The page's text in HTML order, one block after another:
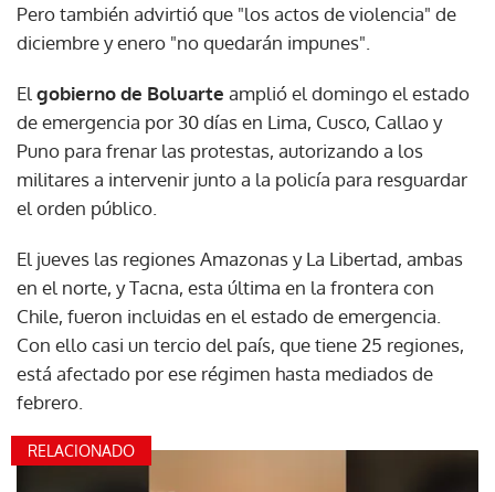
Pero también advirtió que "los actos de violencia" de
diciembre y enero "no quedarán impunes".
El gobierno de Boluarte amplió el domingo el estado
de emergencia por 30 días en Lima, Cusco, Callao y
Puno para frenar las protestas, autorizando a los
militares a intervenir junto a la policía para resguardar
el orden público.
El jueves las regiones Amazonas y La Libertad, ambas
en el norte, y Tacna, esta última en la frontera con
Chile, fueron incluidas en el estado de emergencia.
Con ello casi un tercio del país, que tiene 25 regiones,
está afectado por ese régimen hasta mediados de
febrero.
RELACIONADO